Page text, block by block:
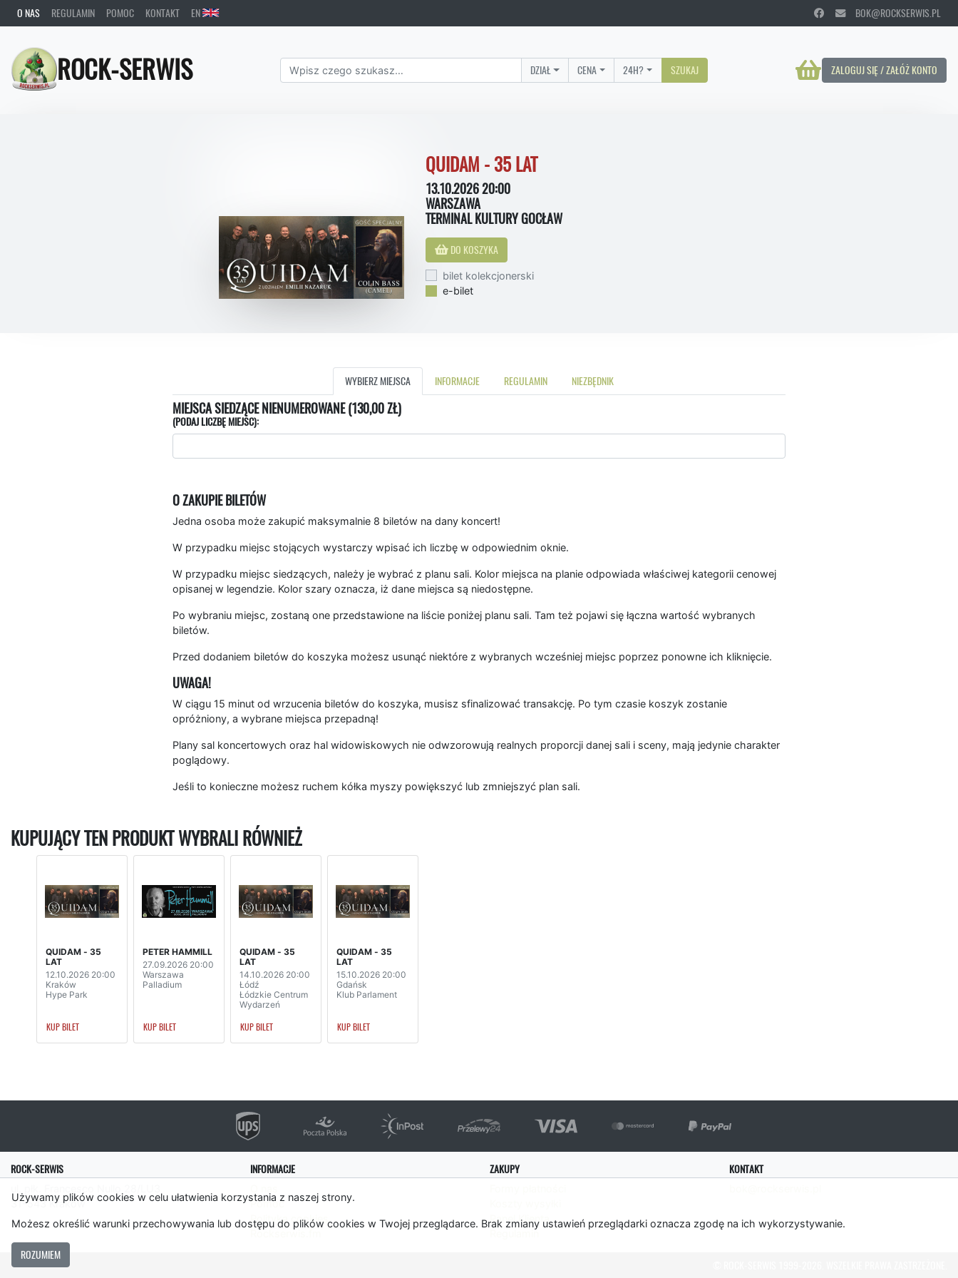
Używamy plików cookies w celu ułatwienia korzystania z naszej strony.
Możesz określić warunki przechowywania lub dostępu do plików cookies w Twojej przeglądarce. Brak zmiany ustawień przeglądarki oznacza zgodę na ich wykorzystywanie.
ROZUMIEM
O NAS REGULAMIN POMOC KONTAKT EN BOK@ROCKSERWIS.PL
ROCK-SERWIS ZALOGUJ SIĘ / ZAŁÓŻ KONTO
DZIAŁ CENA 24H? SZUKAJ
QUIDAM - 35 LAT
13.10.2026 20:00
WARSZAWA
TERMINAL KULTURY GOCŁAW
DO KOSZYKA
bilet kolekcjonerski
e-bilet
WYBIERZ MIEJSCA INFORMACJE REGULAMIN NIEZBĘDNIK
MIEJSCA SIEDZĄCE NIENUMEROWANE (130,00 ZŁ)
(PODAJ LICZBĘ MIEJSC):
O ZAKUPIE BILETÓW
Jedna osoba może zakupić maksymalnie 8 biletów na dany koncert!
W przypadku miejsc stojących wystarczy wpisać ich liczbę w odpowiednim oknie.
W przypadku miejsc siedzących, należy je wybrać z planu sali. Kolor miejsca na planie odpowiada właściwej kategorii cenowej
opisanej w legendzie. Kolor szary oznacza, iż dane miejsca są niedostępne.
Po wybraniu miejsc, zostaną one przedstawione na liście poniżej planu sali. Tam też pojawi się łączna wartość wybranych
biletów.
Przed dodaniem biletów do koszyka możesz usunąć niektóre z wybranych wcześniej miejsc poprzez ponowne ich kliknięcie.
UWAGA!
W ciągu 15 minut od wrzucenia biletów do koszyka, musisz sfinalizować transakcję. Po tym czasie koszyk zostanie
opróżniony, a wybrane miejsca przepadną!
Plany sal koncertowych oraz hal widowiskowych nie odwzorowują realnych proporcji danej sali i sceny, mają jedynie charakter
poglądowy.
Jeśli to konieczne możesz ruchem kółka myszy powiększyć lub zmniejszyć plan sali.
KUPUJĄCY TEN PRODUKT WYBRALI RÓWNIEŻ
QUIDAM - 35
LAT
12.10.2026 20:00
Kraków
Hype Park
KUP BILET
PETER HAMMILL
27.09.2026 20:00
Warszawa
Palladium
KUP BILET
QUIDAM - 35
LAT
14.10.2026 20:00
Łódź
Łódzkie Centrum
Wydarzeń
KUP BILET
QUIDAM - 35
LAT
15.10.2026 20:00
Gdańsk
Klub Parlament
KUP BILET
ROCK-SERWIS
31-543 Kraków
INFORMACJE
Pomoc
Polityka cookies
ZAKUPY
Panel Klienta
KONTAKT